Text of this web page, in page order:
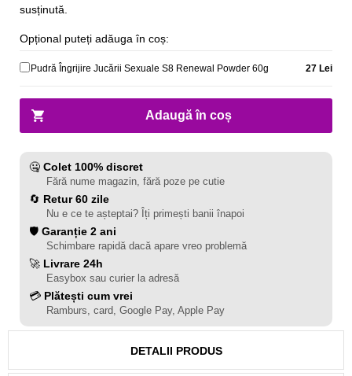
susținută.
Opțional puteți adăuga în coș:
Pudră Îngrijire Jucării Sexuale S8 Renewal Powder 60g 27 Lei
Adaugă în coș
🤐 Colet 100% discret
Fără nume magazin, fără poze pe cutie
🔄 Retur 60 zile
Nu e ce te așteptai? Îți primești banii înapoi
🛡️ Garanție 2 ani
Schimbare rapidă dacă apare vreo problemă
🚀 Livrare 24h
Easybox sau curier la adresă
💳 Plătești cum vrei
Ramburs, card, Google Pay, Apple Pay
DETALII PRODUS